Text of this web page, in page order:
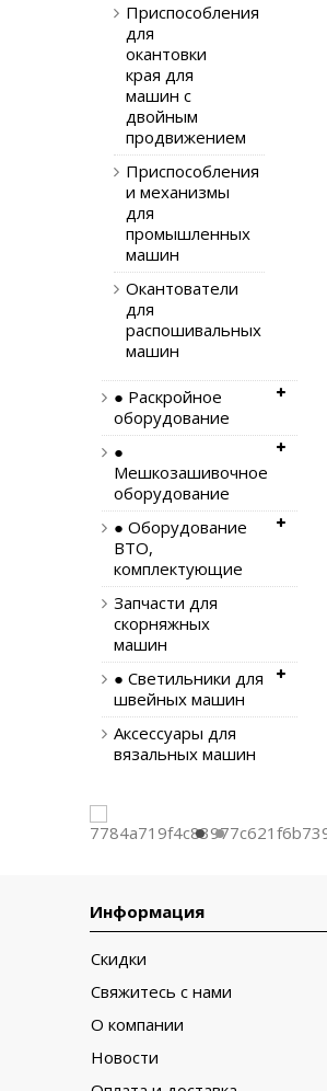
Приспособления
для
окантовки
края для
машин с
двойным
продвижением
Приспособления
и механизмы
для
промышленных
машин
Окантователи
для
распошивальных
машин
● Раскройное
оборудование
●
Мешкозашивочное
оборудование
● Оборудование
ВТО,
комплектующие
Запчасти для
скорняжных
машин
● Светильники для
швейных машин
Аксессуары для
вязальных машин
Информация
Скидки
Свяжитесь с нами
О компании
Новости